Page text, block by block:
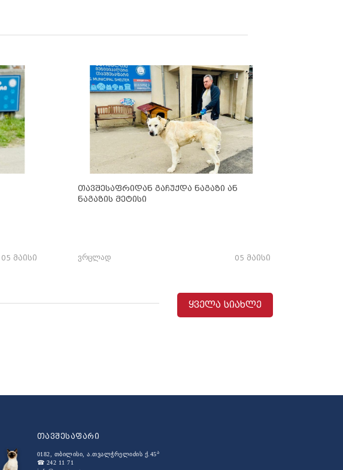
05 მაისი
თავშესაფრიდან გაჩუქდა ნაგაზი ან
ნაგაზის მეტისი
05 მაისი
ვრცლად
ყველა სიახლე
თავშესაფარი
0182, თბილისი, ა.თვალჭრელიძის ქ.45ა
☎ 242 11 71